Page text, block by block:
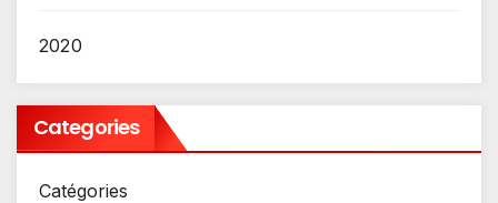
2020
Categories
Catégories